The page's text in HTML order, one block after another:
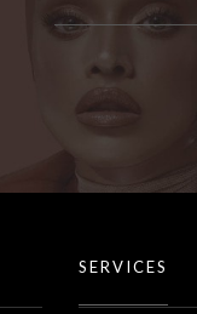
SERVICES